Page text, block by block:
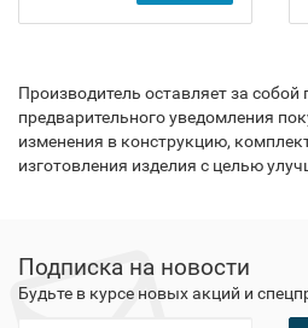
Производитель оставляет за собой
предварительного уведомления
изменения в конструкцию,
изготовления изделия с целью
Подписка на новости
Будьте в курсе новых акций и